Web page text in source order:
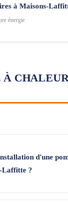
à Maisons-
énergie
d'une
Laffitte ?